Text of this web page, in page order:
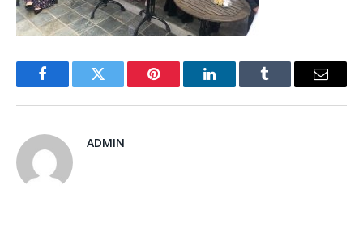
FacebookTwitter Pinterest LinkedInTumblr Email
ADMIN